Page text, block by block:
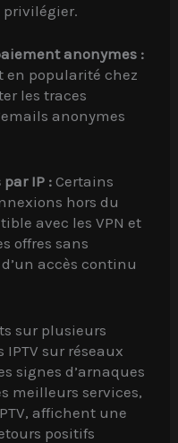
privilégier.
anonymes :
en popularité chez
les traces
anonymes
IP :Certains
hors du
avec les VPN et
offres sans
accès continu
sur plusieurs
sur réseaux
signes d’arnaques
meilleurs services,
affichent une
positifs